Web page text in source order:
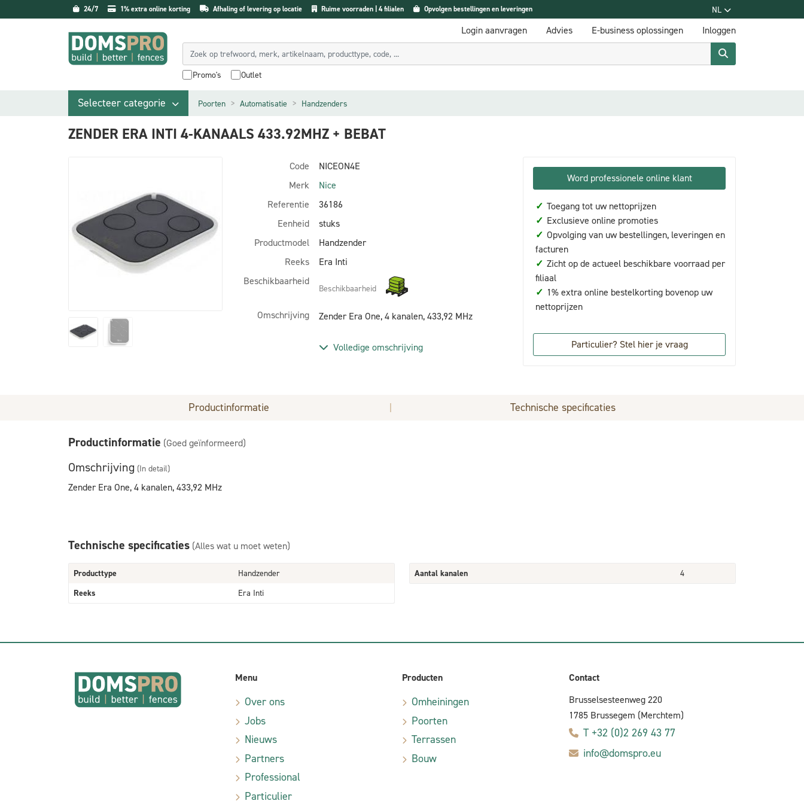
24/7 1% extra online korting Afhaling of levering op locatie Ruime voorraden | 4 filialen Opvolgen bestellingen en leveringen NL
Login aanvragen Advies E-business oplossingen Inloggen
Promo's Outlet
Selecteer categorie Poorten Automatisatie Handzenders
ZENDER ERA INTI 4-KANAALS 433.92MHZ + BEBAT
Code
NICEON4E
Merk
Nice
Referentie
36186
Eenheid
stuks
Productmodel
Handzender
Reeks
Era Inti
Beschikbaarheid
Beschikbaarheid
Omschrijving Zender Era One, 4 kanalen, 433,92 MHz
Volledige omschrijving
Word professionele online klant
✓ Toegang tot uw nettoprijzen
✓ Exclusieve online promoties
✓ Opvolging van uw bestellingen, leveringen en
facturen
✓ Zicht op de actueel beschikbare voorraad per
filiaal
✓ 1% extra online bestelkorting bovenop uw
nettoprijzen
Particulier? Stel hier je vraag
Productinformatie | Technische specificaties
Productinformatie (Goed geïnformeerd)
Omschrijving (In detail)
Zender Era One, 4 kanalen, 433,92 MHz
Technische specificaties (Alles wat u moet weten)
Producttype
Handzender
Reeks
Era Inti
Aantal kanalen 4
Menu
Over ons
Jobs
Nieuws
Partners
Professional
Particulier
Producten
Omheiningen
Poorten
Terrassen
Bouw
Contact
Brusselsesteenweg 220
1785 Brussegem (Merchtem)
T +32 (0)2 269 43 77
info@domspro.eu